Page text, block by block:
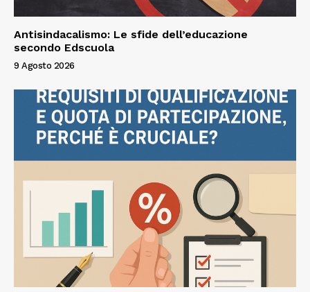
Antisindacalismo: Le sfide dell’educazione
secondo Edscuola
9 Agosto 2026